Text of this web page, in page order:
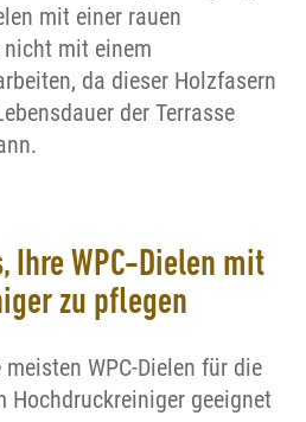
mit einer rauen
nicht mit einem
da dieser Holzfasern
der Terrasse
Ihre WPC-Dielen mit
zu pflegen
WPC-Dielen für die
Hochdruckreiniger geeignet